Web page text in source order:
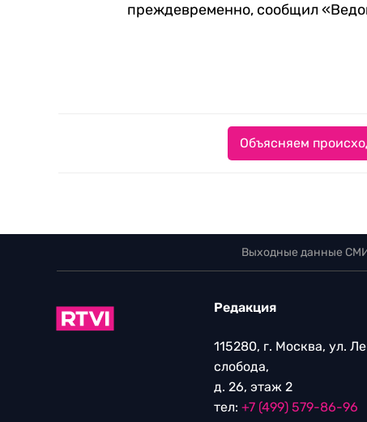
преждевременно, сообщил
Объясняем
Выходные данные СМИ
Редакция
115280, г. Москва, ул.
слобода,
д. 26, этаж 2
тел: +7 (499) 579-86-96